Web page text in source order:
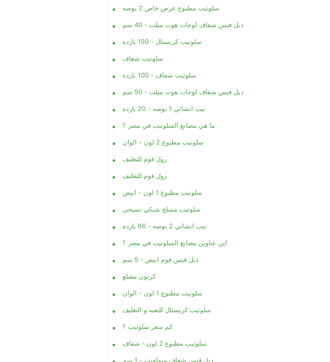
سلوتيب مطبوع عرض خاص 2 بوصه
دبل فيس شفاف لوجات هوت ميلت - 40 سم
سلوتيب كريستال - 150 يارده
سلوتيب شفاف
سلوتيب شفاف - 100 يارده
دبل فيس شفاف لوجات هوت ميلت - 50 سم
تيب انشائي 1 بوصه - 20 يارده
ما هي مصانع السلوتيب في مصر ؟
سلوتيب مطبوع 2 لون - الوان
رول فوم للتغليف
رول فوم للتغليف
سلوتيب مطبوع 1 لون - ابيض
سلوتيب مسلح شبكي نسيجي
تيب انشائي 2 بوصه - 66 يارده
اين عناوين مصانع السلوتيب في مصر ؟
دبل فيس فوم ابيض - 5 سم
كرتون مضلع
سلوتيب مطبوع 1 لون - الوان
سلوتيب كريستال للتعبه و التغليف
كم سعر سلوتيب ؟
سلوتيب مطبوع 2 لون - شفاف
دبل فيس شفاف سولفنت - 1 سم